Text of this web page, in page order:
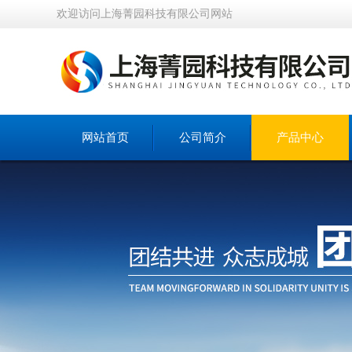
欢迎访问上海菁园科技有限公司网站
网站首页 公司简介 产品中心